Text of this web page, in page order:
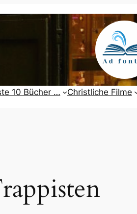
10 Bücher … Christliche Filme